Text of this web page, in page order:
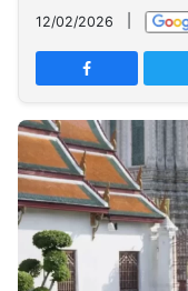
Network
PT
TREETAN
INDONESIA
Partner
Insight
NTB
Suara
Time
Lens
IDN
Daily
Jogja
Jalan
Rakyat
Idealita
News
Kita
Notice
Dinamikapost.com
Radar
Baru
Seedbacklink
12/02/2026